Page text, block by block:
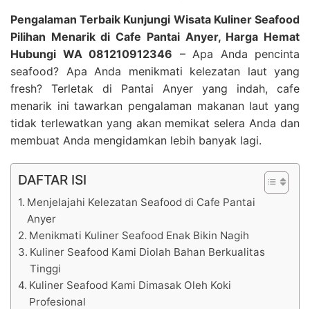
Pengalaman Terbaik Kunjungi Wisata Kuliner Seafood
Pilihan Menarik di Cafe Pantai Anyer, Harga Hemat
Hubungi WA 081210912346 – Apa Anda pencinta
seafood? Apa Anda menikmati kelezatan laut yang
fresh? Terletak di Pantai Anyer yang indah, cafe
menarik ini tawarkan pengalaman makanan laut yang
tidak terlewatkan yang akan memikat selera Anda dan
membuat Anda mengidamkan lebih banyak lagi.
DAFTAR ISI
Menjelajahi Kelezatan Seafood di Cafe Pantai
Anyer
Menikmati Kuliner Seafood Enak Bikin Nagih
Kuliner Seafood Kami Diolah Bahan Berkualitas
Tinggi
Kuliner Seafood Kami Dimasak Oleh Koki
Profesional